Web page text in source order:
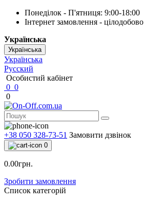
Понеділок - П'ятниця: 9:00-18:00
Інтернет замовлення - цілодобово
Українська
Українська
Українська
Русский
Особистий кабінет
0 0
0
+38 050 328-73-51 Замовити дзвінок
0
0.00грн.
Зробити замовлення
Список категорій